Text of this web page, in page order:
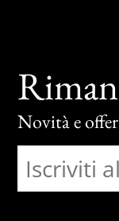
Novità e